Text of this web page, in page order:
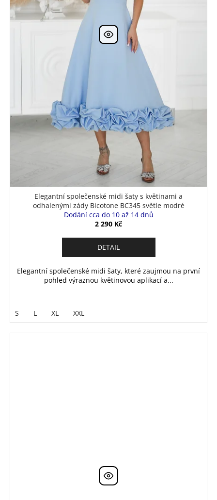
Elegantní společenské midi šaty s květinami a
odhalenými zády Bicotone BC345 světle modré
Dodání cca do 10 až 14 dnů
2 290 Kč
DETAIL
Elegantní společenské midi šaty, které zaujmou na první
pohled výraznou květinovou aplikací a...
S L XL XXL